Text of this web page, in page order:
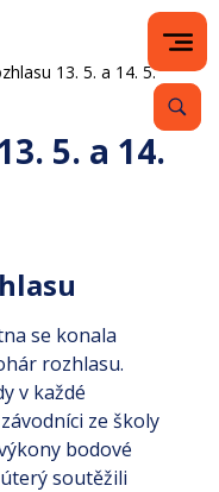
13. 5. a 14. 5.
5. a 14.
se konala
rozhlasu.
v každé
ze školy
bodové
soutěžili